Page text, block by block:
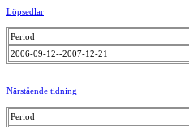
Löpsedlar
Period
2006-09-12--2007-12-21
Närstående tidning
Period